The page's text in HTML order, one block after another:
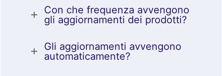
Con che frequenza avvengono
gli aggiornamenti dei prodotti?
Gli aggiornamenti avvengono
automaticamente?